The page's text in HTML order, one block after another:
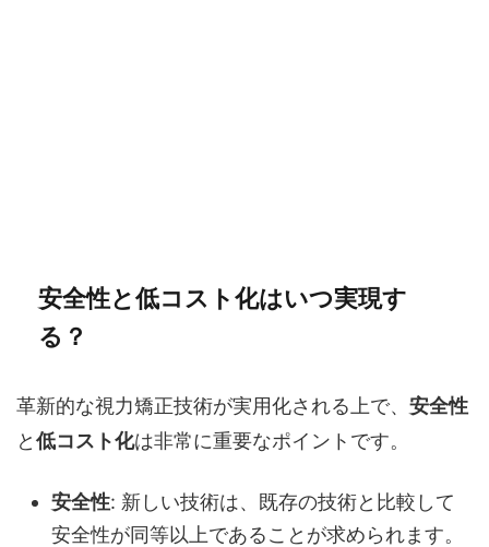
安全性と低コスト化はいつ実現す
る？
革新的な視力矯正技術が実用化される上で、 安全性
と低コスト化は非常に重要なポイントです。
安全性: 新しい技術は、既存の技術と比較して
安全性が同等以上であることが求められます。